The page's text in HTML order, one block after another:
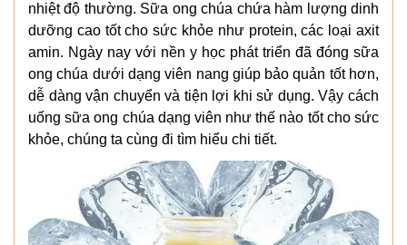
nhiệt độ thường. Sữa ong chúa chứa hàm lượng dinh
dưỡng cao tốt cho sức khỏe như protein, các loại axit
amin. Ngày nay với nền y học phát triển đã đóng sữa
ong chúa dưới dạng viên nang giúp bảo quản tốt hơn,
dễ dàng vận chuyển và tiện lợi khi sử dụng. Vậy cách
uống sữa ong chúa dạng viên như thế nào tốt cho sức
khỏe, chúng ta cùng đi tìm hiểu chi tiết.